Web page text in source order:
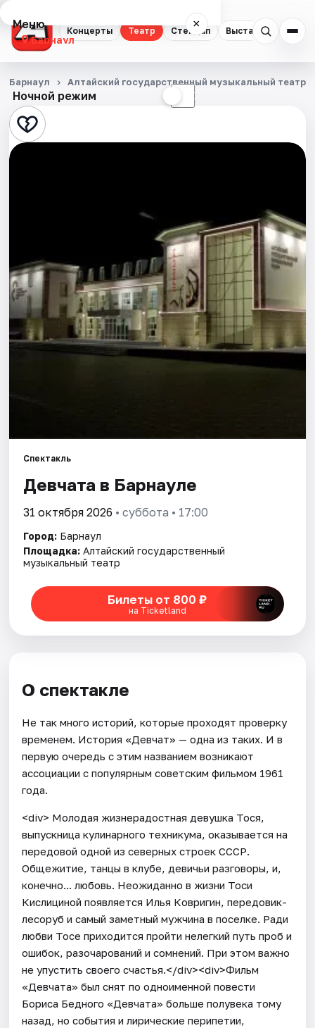
Концерты Театр Стендап Выставки Спорт
Меню ×
Барнаул
Концерты
Театр
Стендап
Города
Площадки
Артисты
Ночной режим ☾
Барнаул Алтайский государственный музыкальный театр
Спектакль
Девчата в Барнауле
31 октября 2026 • суббота • 17:00
Город: Барнаул
Площадка: Алтайский государственный
музыкальный театр
Билеты от 800 ₽
на Ticketland
О спектакле
Не так много историй, которые проходят проверку
временем. История «Девчат» — одна из таких. И в
первую очередь с этим названием возникают
ассоциации с популярным советским фильмом 1961
года.
<div> Молодая жизнерадостная девушка Тося,
выпускница кулинарного техникума, оказывается на
передовой одной из северных строек СССР.
Общежитие, танцы в клубе, девичьи разговоры, и,
конечно... любовь. Неожиданно в жизни Тоси
Кислициной появляется Илья Ковригин, передовик-
лесоруб и самый заметный мужчина в поселке. Ради
любви Тосе приходится пройти нелегкий путь проб и
ошибок, разочарований и сомнений. При этом важно
не упустить своего счастья.</div><div>Фильм
«Девчата» был снят по одноименной повести
Бориса Бедного «Девчата» больше полувека тому
назад, но события и лирические перипетии,